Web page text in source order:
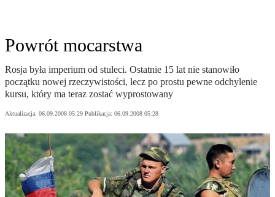
Powrót mocarstwa
Rosja była imperium od stuleci. Ostatnie 15 lat nie stanowiło
początku nowej rzeczywistości, lecz po prostu pewne odchylenie
kursu, który ma teraz zostać wyprostowany
Aktualizacja: 06.09.2008 05:29 Publikacja: 06.09.2008 05:28